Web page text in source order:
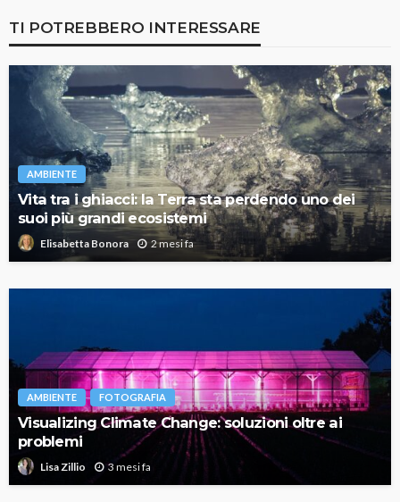
TI POTREBBERO INTERESSARE
AMBIENTE
Vita tra i ghiacci: la Terra sta perdendo uno dei
suoi più grandi ecosistemi
Elisabetta Bonora 2 mesi fa
AMBIENTE FOTOGRAFIA
Visualizing Climate Change: soluzioni oltre ai
problemi
Lisa Zillio 3 mesi fa